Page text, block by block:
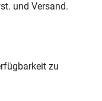
und Versand.
zu